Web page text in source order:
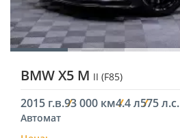
BMW X5 M II (F85)
2015 г.в.93 000 км4.4 л575 л.с.
Автомат